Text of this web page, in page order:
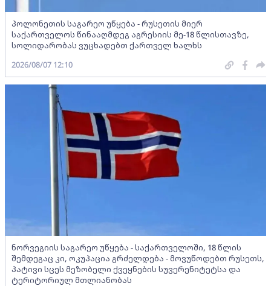
პოლონეთის საგარეო უწყება - რუსეთის მიერ
საქართველოს წინააღმდეგ აგრესიის მე-18 წლისთავზე,
სოლიდარობას ვუცხადებთ ქართველ ხალხს
2026/08/07 12:10
ნორვეგიის საგარეო უწყება - საქართველოში, 18 წლის
შემდეგაც კი, ოკუპაცია გრძელდება - მოვუწოდებთ რუსეთს,
პატივი სცეს მეზობელი ქვეყნების სუვერენიტეტსა და
ტერიტორიულ მთლიანობას